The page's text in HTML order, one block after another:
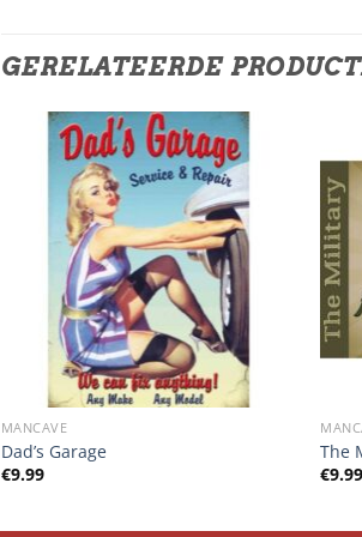
GERELATEERDE
MANCAVE
Dad’s Garage
€9.99
The
€